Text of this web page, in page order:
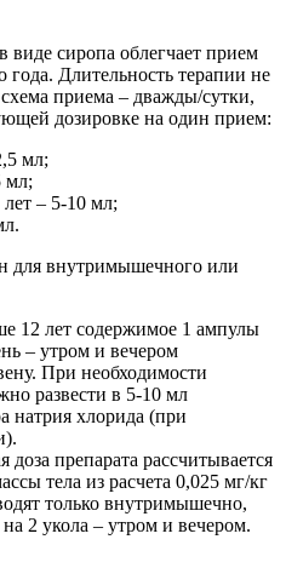
сиропа облегчает прием
года. Длительность терапии не
приема – дважды/сутки,
дозировке на один прием:
мл;
мл;
– 5-10 мл;
для внутримышечного или
12 лет содержимое 1 ампулы
– утром и вечером
При необходимости
развести в 5-10 мл
натрия хлорида (при
доза препарата рассчитывается
тела из расчета 0,025 мг/кг
только внутримышечно,
2 укола – утром и вечером.